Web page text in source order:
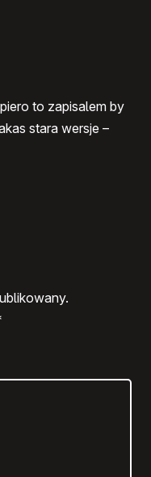
to zapisalem by
stara wersje –